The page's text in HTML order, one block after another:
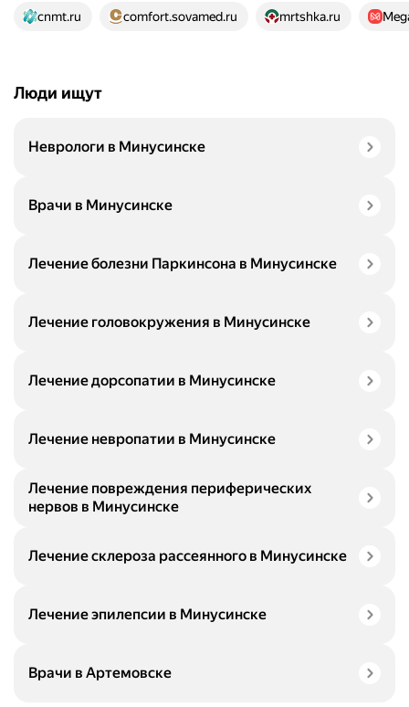
18 источников
cnmt.ru comfort.sovamed.ru mrtshka.ru
Люди ищут
Неврологи в Минусинске
Врачи в Минусинске
Лечение болезни Паркинсона в Минусинске
Лечение головокружения в Минусинске
Лечение дорсопатии в Минусинске
Лечение невропатии в Минусинске
Лечение повреждения периферических
нервов в Минусинске
Лечение склероза рассеянного в Минусинске
Лечение эпилепсии в Минусинске
Врачи в Артемовске